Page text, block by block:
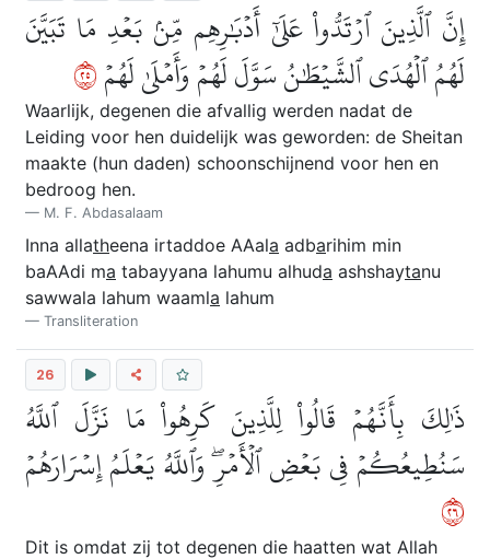
إِنَّ ٱلَّذِينَ ٱرۡتَدُّواْ عَلَىٰٓ أَدۡبَٰرِهِم مِّنۢ بَعۡدِ مَا تَبَيَّنَ
لَهُمُ ٱلۡهُدَى ٱلشَّيۡطَٰنُ سَوَّلَ لَهُمۡ وَأَمۡلَىٰ لَهُمۡ٥٢
Waarlijk, degenen die afvallig werden nadat de
Leiding voor hen duidelijk was geworden: de Sheitan
maakte (hun daden) schoonschijnend voor hen en
bedroog hen.
M. F. Abdasalaam
Inna allatheena irtaddoe AAala adbarihim min
baAAdi ma tabayyana lahumu alhuda ashshaytanu
sawwala lahum waamla lahum
Transliteration
26
ذَٰلِكَ بِأَنَّهُمۡ قَالُواْ لِلَّذِينَ كَرِهُواْ مَا نَزَّلَ ٱللَّهُ
سَنُطِيعُكُمۡ فِي بَعۡضِ ٱلۡأَمۡرِۖ وَٱللَّهُ يَعۡلَمُ إِسۡرَارَهُمۡ
٦٢
Dit is omdat zij tot degenen die haatten wat Allah